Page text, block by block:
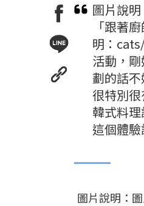
圖片說
「跟著
明：
活動，
劃的話
很特別
韓式料
這個體
圖片說明：